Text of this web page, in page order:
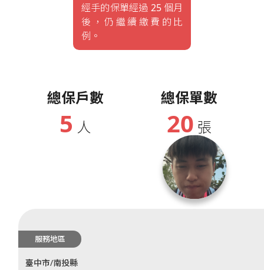
經手的保單經過 25 個月
後，仍繼續繳費的比
例。
總保戶數
5 人
總保單數
20 張
服務地區
臺中市/南投縣